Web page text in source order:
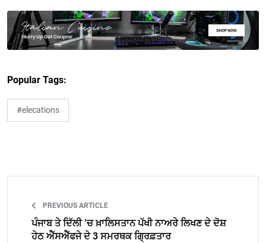
Popular Tags:
#elecations
PREVIOUS ARTICLE
ਪੰਜਾਬ ਤੇ ਦਿੱਲੀ ’ਚ ਖ਼ਾਲਿਸਤਾਨ ਪੱਖੀ ਨਾਅਰੇ ਲਿਖਣ ਦੇ ਦੋਸ਼
ਹੇਠ ਐੱਸਐੱਫਜੇ ਦੇ 3 ਸਮਰਥਕ ਗ੍ਰਿਫ਼ਤਾਰ